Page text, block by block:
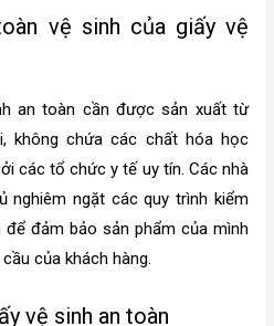
vệ sinh của giấy vệ
an toàn cần được sản xuất từ
không chứa các chất hóa học
các tổ chức y tế uy tín. Các nhà
nghiêm ngặt các quy trình kiểm
đảm bảo sản phẩm của mình
của khách hàng.
vệ sinh an toàn